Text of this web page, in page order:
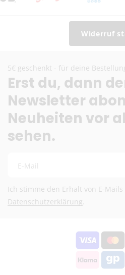
Widerruf
5€ geschenkt - für deine
Erst du, dann
Newsletter
Neuheiten vor
sehen.
E-Mail
Ich stimme den Erhalt von E-
Datenschutzerklärung.